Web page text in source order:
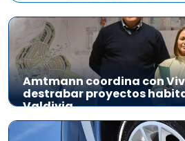
Amtmann coordina con
destrabar proyectos
Valdivia